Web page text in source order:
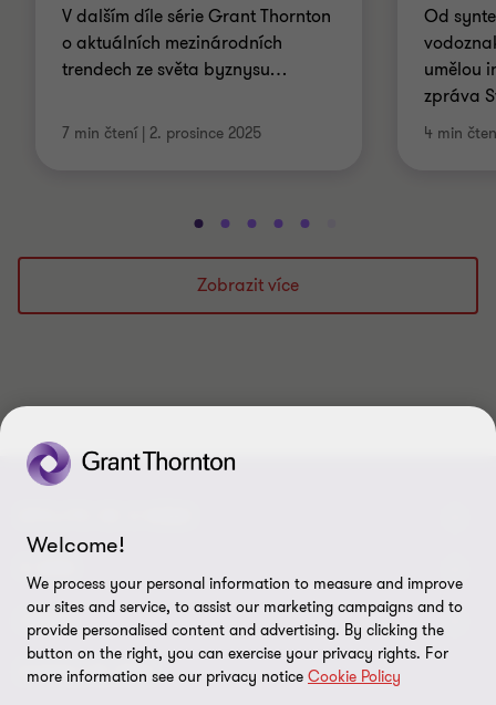
V dalším díle série Grant Thornton
o aktuálních mezinárodních
trendech ze světa byznysu…
7 min čtení 2. prosince 2025
Od
umělou
zpráva
4 min
Přejít
na
snímek
1
Přejít
na
snímek
2
Přejít
na
snímek
3
Přejít
na
snímek
4
Přejít
na
5
na
6
na
7
na
8
na
9
na
10
Zobrazit více
Naši experti
Naše kanceláře
Grant Thornton v Česku
Grant Thornton ve světě
LEGAL
Právní pokyny
SLEDUJTE NÁS
Welcome!
We process your personal information to measure and improve
our sites and service, to assist our marketing campaigns and to
provide personalised content and advertising. By clicking the
button on the right, you can exercise your privacy rights. For
more information see our privacy notice Cookie Policy